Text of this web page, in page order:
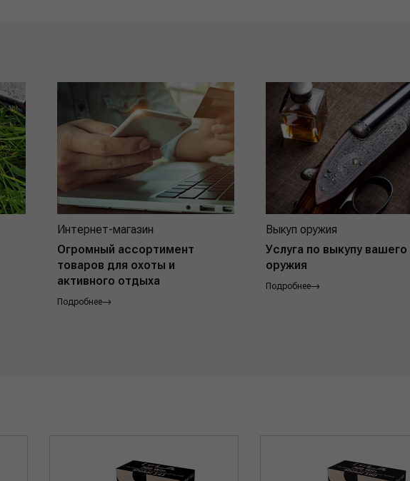
Интернет-магазин
Огромный ассортимент
товаров для охоты и
активного отдыха
Подробнее
Выкуп оружия
Услуга по выкупу вашего
оружия
Подробнее